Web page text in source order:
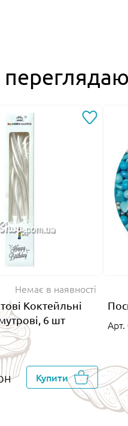
Немає в наявності
Коктейльні
6 шт
Купити